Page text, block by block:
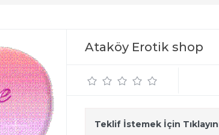
Ataköy Erotik shop
Teklif İstemek İçin